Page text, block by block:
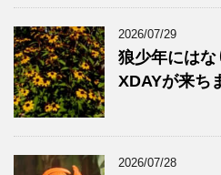
2026/07/29
狼少年にはな
XDAYが来ち
2026/07/28